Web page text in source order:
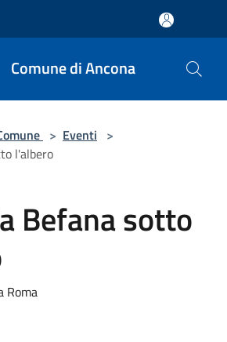
Comune di Ancona
> Eventi >
l'albero
Befana sotto
Roma